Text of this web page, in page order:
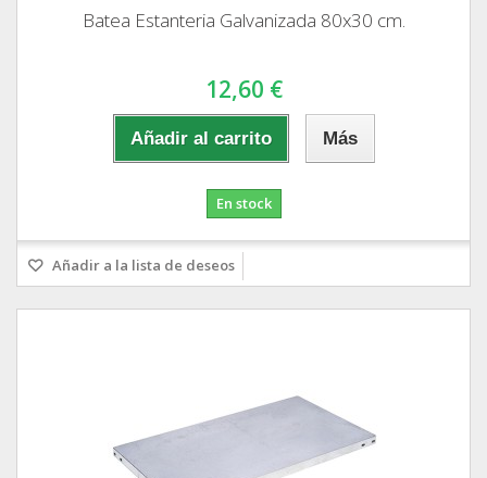
Batea Estanteria Galvanizada 80x30 cm.
12,60 €
Añadir al carrito Más
En stock
Añadir a la lista de deseos